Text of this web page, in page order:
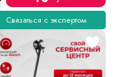
Связаться с экспертом